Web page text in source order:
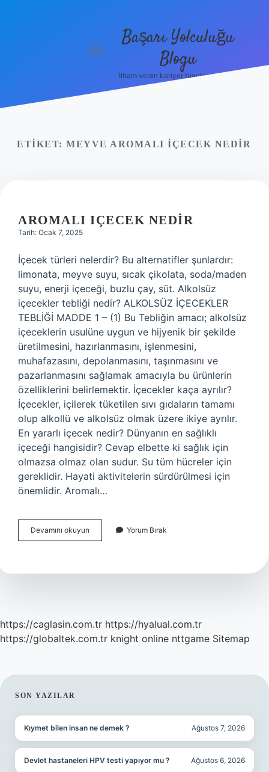
menüyüBaşarı Yolculuğu
Blogu
İlham veren kariyer tüyoları burada!
ETIKET: MEYVE AROMALI IÇECEK NEDIR
AROMALI IÇECEK NEDIR
Tarih: Ocak 7, 2025
İçecek türleri nelerdir? Bu alternatifler şunlardır:
limonata, meyve suyu, sıcak çikolata, soda/maden
suyu, enerji içeceği, buzlu çay, süt. Alkolsüz
içecekler tebliği nedir? ALKOLSÜZ İÇECEKLER
TEBLİĞİ MADDE 1 – (1) Bu Tebliğin amacı; alkolsüz
içeceklerin usulüne uygun ve hijyenik bir şekilde
üretilmesini, hazırlanmasını, işlenmesini,
muhafazasını, depolanmasını, taşınmasını ve
pazarlanmasını sağlamak amacıyla bu ürünlerin
özelliklerini belirlemektir. İçecekler kaça ayrılır?
İçecekler, içilerek tüketilen sıvı gıdaların tamamı
olup alkollü ve alkolsüz olmak üzere ikiye ayrılır.
En yararlı içecek nedir? Dünyanın en sağlıklı
içeceği hangisidir? Cevap elbette ki sağlık için
olmazsa olmaz olan sudur. Su tüm hücreler için
gereklidir. Hayati aktivitelerin sürdürülmesi için
önemlidir. Aromalı…
Devamını okuyun
Içecek
Yorum Bırak
https://caglasin.com.tr https://hyalual.com.tr
https://globaltek.com.tr knight online nttgame Sitemap
SIDEBAR
SON YAZILAR
Kıymet bilen insan ne demek ? Ağustos 7, 2026
Devlet hastaneleri HPV testi yapıyor mu ? Ağustos 6, 2026